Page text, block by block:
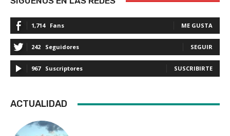
1,714 Fans ME GUSTA
242 Seguidores SEGUIR
967 Suscriptores SUSCRIBIRTE
ACTUALIDAD